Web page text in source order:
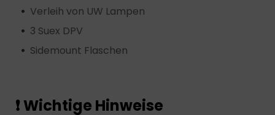
Verleih von UW Lampen
3 Suex DPV
Sidemount Flaschen
❗ Wichtige Hinweise